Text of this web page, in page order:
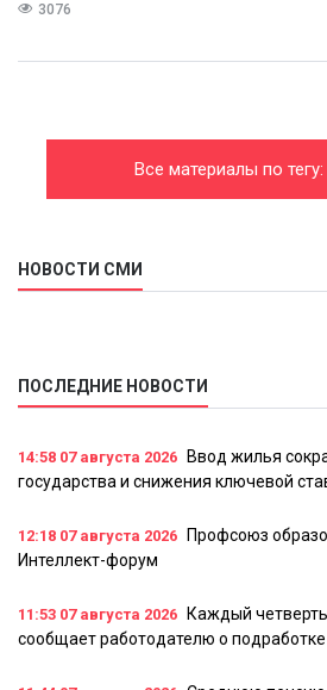
3076
Все материалы по
НОВОСТИ СМИ
ПОСЛЕДНИЕ НОВОСТИ
14:58 07 августа 2026
Ввод жилья
государства и снижения ключевой
12:18 07 августа 2026
Профсоюз
Интеллект-форум
11:53 07 августа 2026
Каждый
сообщает работодателю о подработке